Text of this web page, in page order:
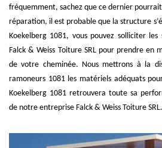
fréquemment, sachez que ce dernier
réparation, il est probable que la structure
Koekelberg 1081, vous pouvez solliciter
Falck & Weiss Toiture SRL pour prendre en
de votre cheminée. Nous mettrons à la
ramoneurs 1081 les matériels adéquats
Koekelberg 1081 retrouvera toute sa
de notre entreprise Falck & Weiss Toiture SRL.